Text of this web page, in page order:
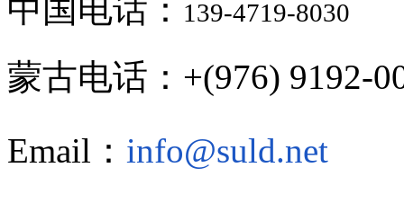
中国电话： 139-4719-8030
蒙古电话：+(976) 9192-
Email： info@suld.net